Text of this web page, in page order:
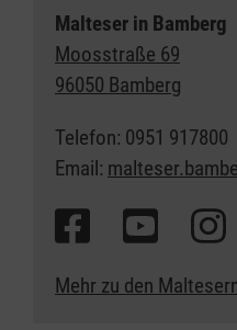
Malteser in Bamberg
Moosstraße 69
96050 Bamberg
Telefon: 0951 917800
Email:
Mehr zu den